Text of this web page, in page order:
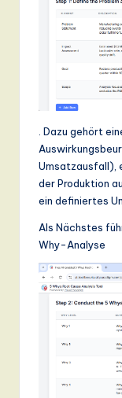
. Dazu gehört
Umsatzausfall),
der Produktion
ein definiertes
Als Nächstes
Why-Analyse